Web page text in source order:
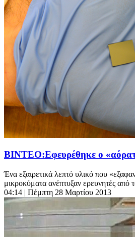
ΒΙΝΤΕΟ:Εφευρέθηκε ο
Ένα εξαιρετικά λεπτό υλικό που
μικροκύματα ανέπτυξαν ερευνητές από
04:14 | Πέμπτη 28 Μαρτίου 2013